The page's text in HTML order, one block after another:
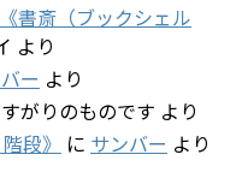
書斎（ブックシェル
より
ー より
がりのものです より
段》 に サンバー より